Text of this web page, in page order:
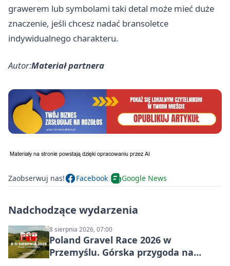
grawerem lub symbolami taki detal może mieć duże
znaczenie, jeśli chcesz nadać bransoletce
indywidualnego charakteru.
Autor:Materiał partnera
Zaobserwuj nas! Facebook Google News
Nadchodzące wydarzenia
8 sierpnia 2026, 07:00
Poland Gravel Race 2026 w
Przemyślu. Górska przygoda na